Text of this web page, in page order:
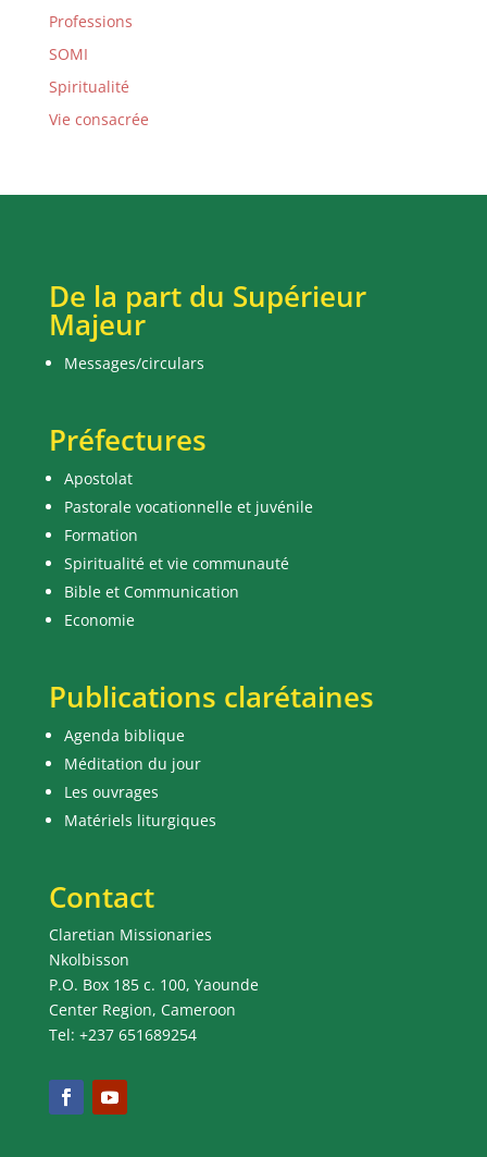
Professions
SOMI
Spiritualité
Vie consacrée
De la part du Supérieur
Majeur
Messages/circulars
Préfectures
Apostolat
Pastorale vocationnelle et juvénile
Formation
Spiritualité et vie communauté
Bible et Communication
Economie
Publications clarétaines
Agenda biblique
Méditation du jour
Les ouvrages
Matériels liturgiques
Contact
Claretian Missionaries
Nkolbisson
P.O. Box 185 c. 100, Yaounde
Center Region, Cameroon
Tel: +237 651689254